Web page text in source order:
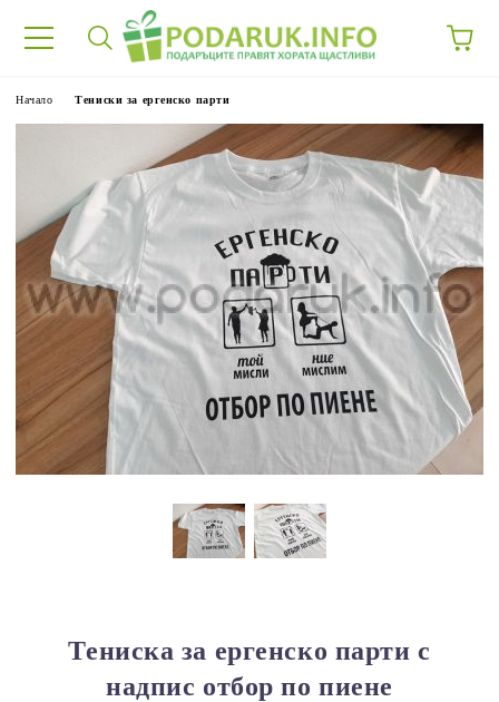
Начало Тениски за ергенско парти
Тениска за ергенско парти с
надпис отбор по пиене